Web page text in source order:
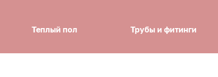
Теплый пол Трубы и фитинги